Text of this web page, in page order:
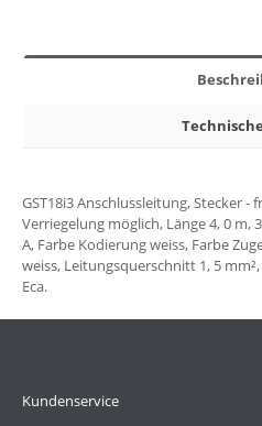
GST18i3 Anschlussleitung, Stecker -
Verriegelung möglich, Länge 4, 0 m,
A, Farbe Kodierung weiss, Farbe
weiss, Leitungsquerschnitt 1, 5
Eca.
Kundenservice